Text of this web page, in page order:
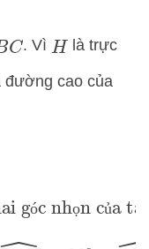
C. Vì H là trực
cao của
ó ọ ủ
góc nhọn của